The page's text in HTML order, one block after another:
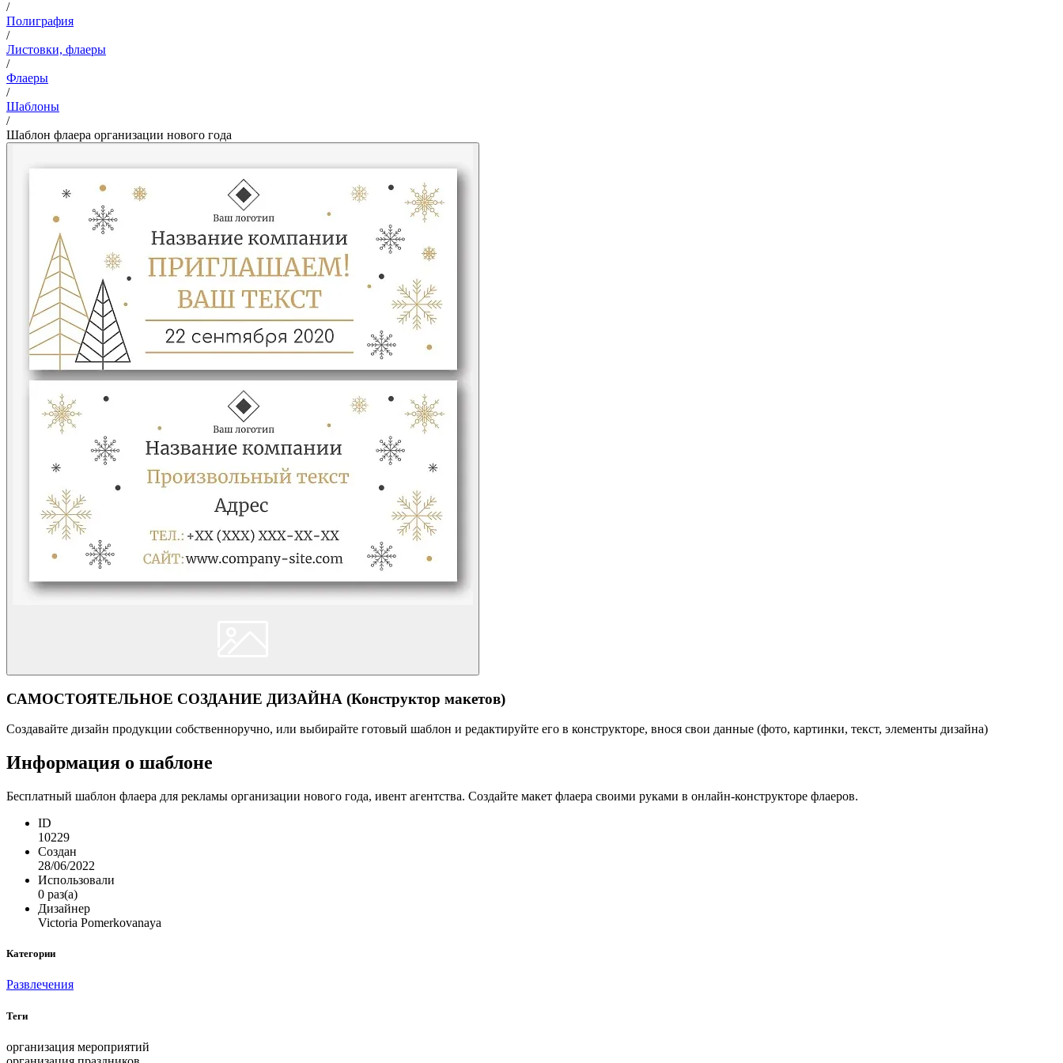
/
Полиграфия
/
Листовки, флаеры
/
Флаеры
/
Шаблоны
/
Шаблон флаера организации нового года
САМОСТОЯТЕЛЬНОЕ СОЗДАНИЕ ДИЗАЙНА (Конструктор макетов)
Создавайте дизайн продукции собственноручно, или выбирайте готовый шаблон и редактируйте его в конструкторе, внося свои данные (фото, картинки, текст, элементы дизайна)
Информация о шаблоне
Бесплатный шаблон флаера для рекламы организации нового года, ивент агентства. Создайте макет флаера своими руками в онлайн-конструкторе флаеров.
ID
10229
Создан
28/06/2022
Использовали
0 раз(а)
Дизайнер
Victoria Pomerkovanaya
Категории
Развлечения
Теги
организация мероприятий